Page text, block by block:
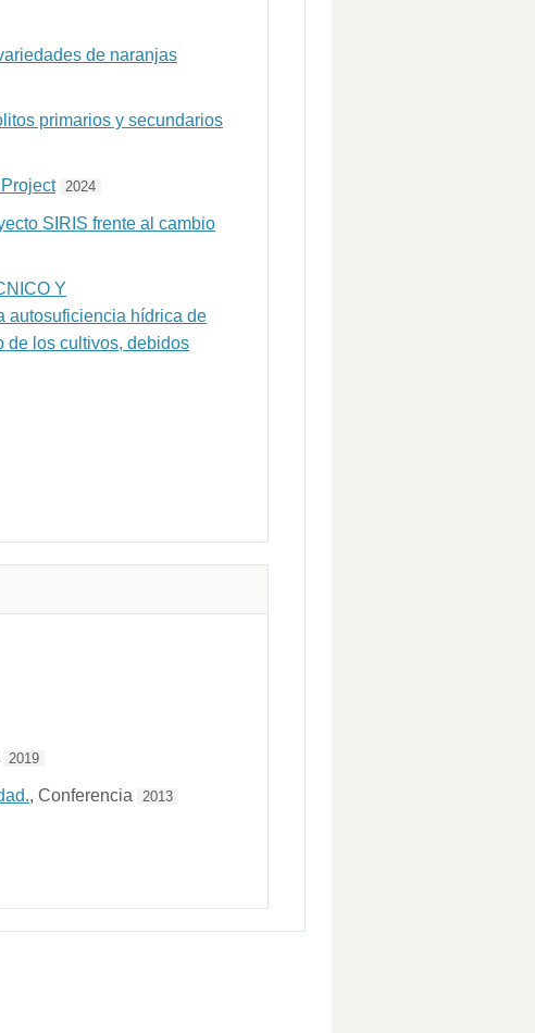
de naranjas
primarios y secundarios
2024
SIRIS frente al cambio
Y
autosuficiencia hídrica de
de los cultivos, debidos
2019
, Conferencia 2013